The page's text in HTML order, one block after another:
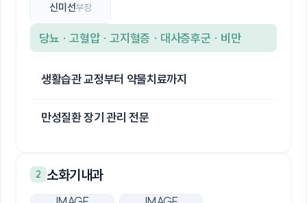
신미선부장
당뇨 · 고혈압 · 고지혈증 · 대사증후군 · 비만
생활습관 교정부터 약물치료까지
만성질환 장기 관리 전문
2 소화기내과